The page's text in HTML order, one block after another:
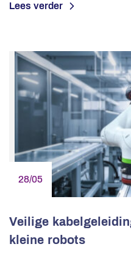
Lees verder
28/05
Veilige
kleine robots